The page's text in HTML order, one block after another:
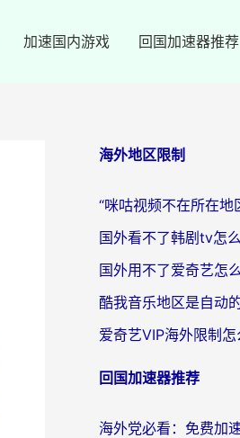
加速国内游戏 回国加速器推荐
海外地区限制
回国加速器推荐